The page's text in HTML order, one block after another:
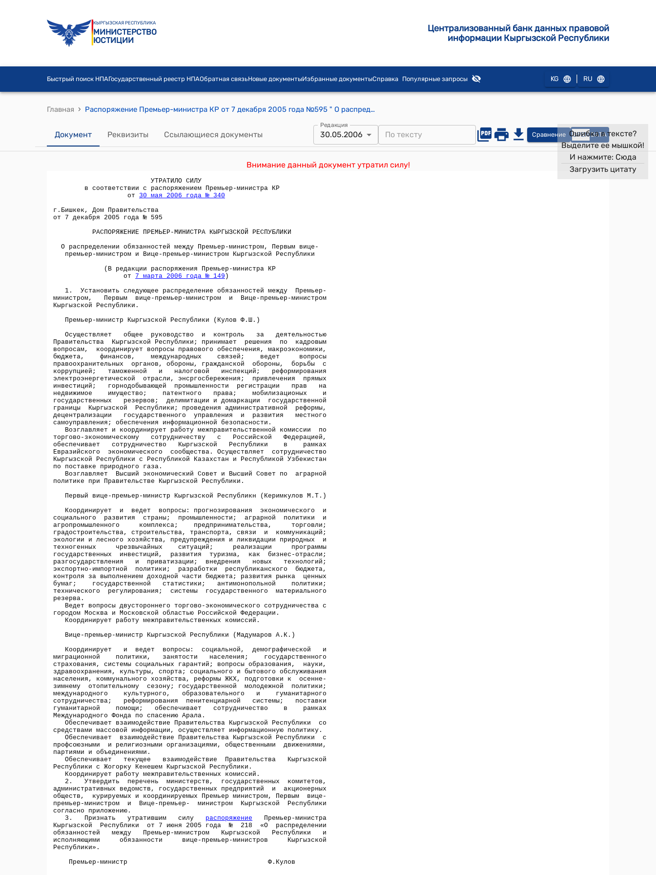
КЫРГЫЗСКАЯ РЕСПУБЛИКА
МИНИСТЕРСТВО
ЮСТИЦИИ
Централизованный банк данных правовой
информации Кыргызской Республики
Быстрый поиск НПАГосударственный реестр НПАОбратная связьНовые документыИзбранные документыСправка Популярные запросы KG RU
Главная › Распоряжение Премьер-министра КР от 7 декабря 2005 года №595 " О распределении обязанностей мевду Премьер-министром, Первым вице-премьер-министром и Вице-премьер-министром Кыргызской Республики"
Документ Реквизиты Ссылающиеся документы
Редакция
30.05.2006 Сравнение OPEN DATA
Внимание данный документ утратил силу!
Ошибка в тексте?
Выделите ее мышкой!
И нажмите: Сюда
Загрузить цитату